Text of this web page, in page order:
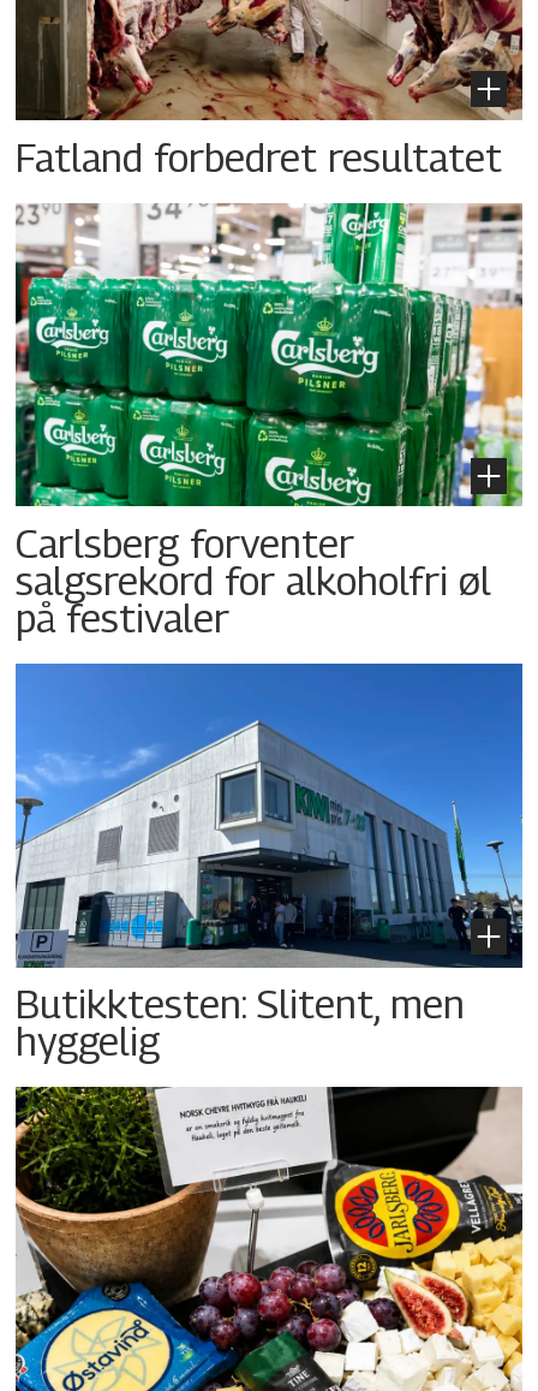
Fatland forbedret resultatet
Carlsberg forventer
salgsrekord for alkoholfri øl
på festivaler
Butikktesten: Slitent, men
hyggelig